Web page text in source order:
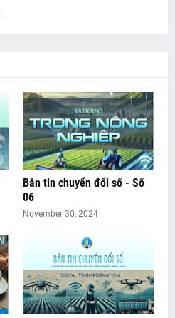
Bản tin chuyển đổi số - Số
06
November 30, 2024